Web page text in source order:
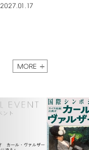
2027.01.17
MORE